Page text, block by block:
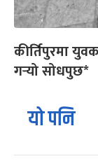
कीर्तिपुरमा
गर्‍यो सोधपुछ*
यो पनि